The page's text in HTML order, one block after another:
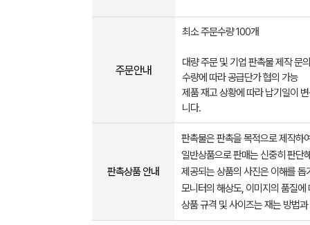
주문안내
최소 주문수량 100개
대량 주문 및 기업 판촉물 제작 문
수량에 따라 공급단가 협의 가능
제품 재고 상황에 따라 납기일이
니다.
판촉상품 안내
판촉물은 판촉을 목적으로 제작하
일반상품으로 판매는 신중히 판단
제공되는 상품의 사진은 이해를
모니터의 해상도, 이미지의 품질
상품 규격 및 사이즈는 재는 방법